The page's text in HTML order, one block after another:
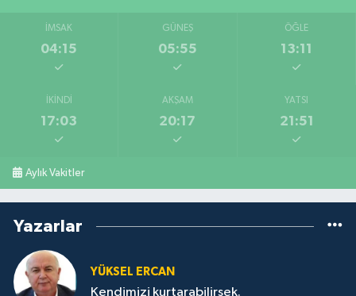
İMSAK
04:15
GÜNEŞ
05:55
ÖĞLE
13:11
İKINDI
17:03
AKŞAM
20:17
YATSI
21:51
Aylık Vakitler
Yazarlar
YÜKSEL ERCAN
Kendimizi kurtarabilirsek.